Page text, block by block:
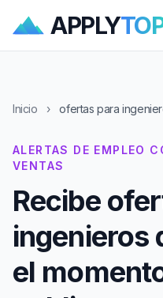
APPLY
Inicio › ofertas para
ALERTAS DE EMPLEO
VENTAS
Recibe
ingenieros
el